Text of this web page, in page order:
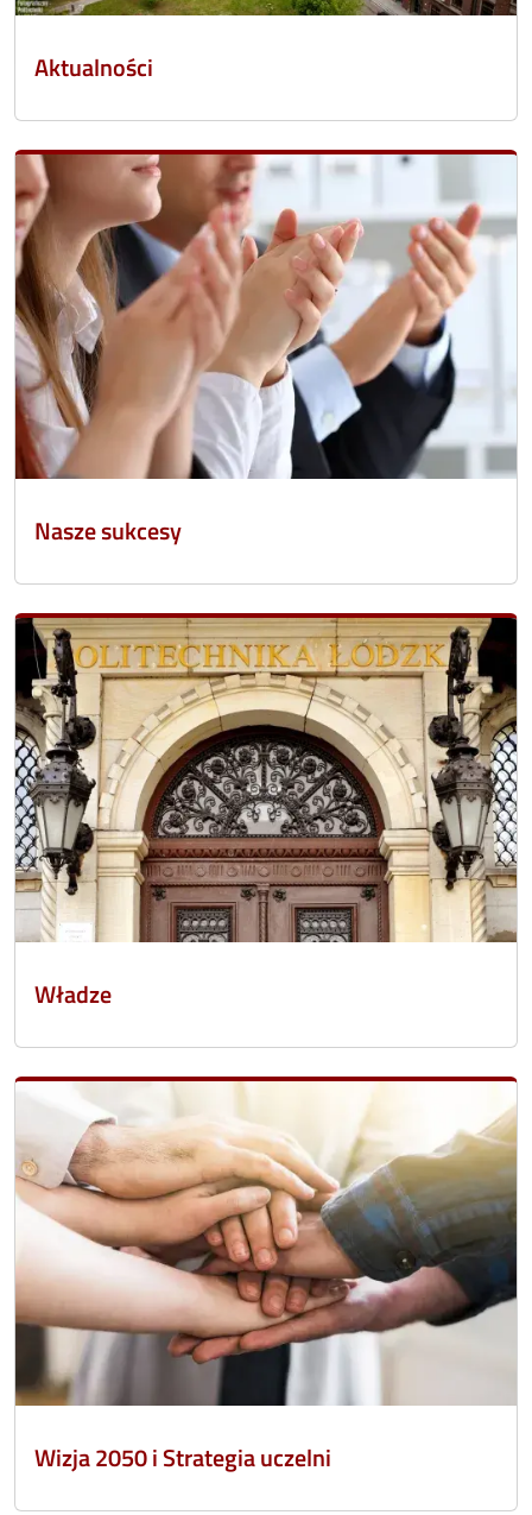
Aktualności
Nasze sukcesy
Władze
Wizja 2050 i Strategia uczelni